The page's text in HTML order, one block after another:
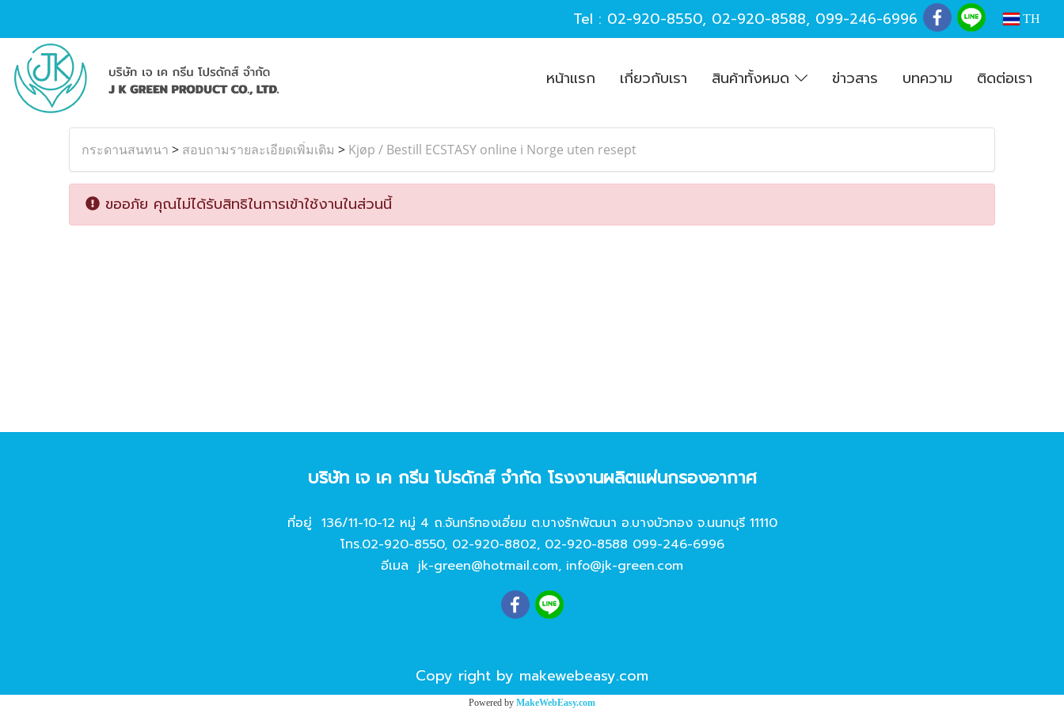
Tel : 02-920-8550, 02-920-8588, 099-246-6996 TH
หน้าแรก เกี่ยวกับเรา สินค้าทั้งหมด ข่าวสาร บทความ ติดต่อเรา
กระดานสนทนา > สอบถามรายละเอียดเพิ่มเติม > Kjøp / Bestill ECSTASY online i Norge uten resept
ขออภัย คุณไม่ได้รับสิทธิในการเข้าใช้งานในส่วนนี้
บริษัท เจ เค กรีน โปรดักส์ จํากัด โรงงานผลิตแผ่นกรองอากาศ
ที่อยู่ 136/11-10-12 หมู่ 4 ถ.จันทร์ทองเอี่ยม ต.บางรักพัฒนา อ.บางบัวทอง จ.นนทบุรี 11110
โทร.02-920-8550, 02-920-8802, 02-920-8588 099-246-6996
อีเมล jk-green@hotmail.com, info@jk-green.com
Copy right by makewebeasy.com
Powered by MakeWebEasy.com